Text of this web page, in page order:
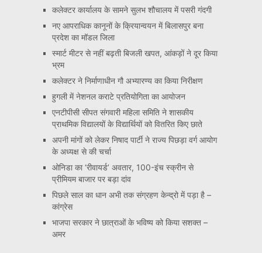
कलेक्टर कार्यालय के सामने सुलभ शौचालय में पसरी गंदगी
नए आपराधिक कानूनों के क्रियान्वयन में बिलासपुर बना
प्रदेश का मॉडल जिला
स्मार्ट मीटर से नहीं बढ़ती बिजली खपत, आंकड़ों ने दूर किया
भ्रम
कलेक्टर ने निर्माणाधीन गौ अभ्यारण्य का किया निरीक्षण
हुगली में नेशनल कराटे प्रतियोगिता का आयोजन
एनटीपीसी सीपत संगवारी महिला समिति ने शासकीय
प्राथमिक विद्यालयों के विद्यार्थियों को वितरित किए छाते
अपनी मांगों को लेकर निषाद पार्टी ने राज्य पिछड़ा वर्ग आयोग
के अध्यक्ष से की चर्चा
ओनिडा का ‘रीवायर्ड’ अवतार, 100-इंच स्क्रीन से
प्रीमियम बाजार पर बड़ा दांव
पिछले साल का धान अभी तक संग्रहण केन्द्रो में पड़ा है –
कांग्रेस
भाजपा सरकार ने छात्राओं के भविष्य को किया सशक्त –
अमर